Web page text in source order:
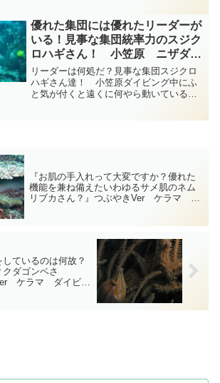
ボン科にはハリセンボン属やイシガキフ
グ属やメイタイシガキフグ...
優れた集団には優れたリーダーが
いる！見事な集団統率力のスジク
ロハギさん！ 小笠原 ニザダイ
科 diving-photo‐tsubuankun
リーダーは何処だ？見事な集団スジクロ
ハギさん達！ 小笠原ダイビング中にふ
と気が付くと遠くに何やら動いている黒
『お肌の手入れって大変ですか？優れた
機能を兼ね備えたいわゆるサメ肌のネム
リブカさん？』つぶやきVer ケラマ ダ
しているのは何故？
ダゴンベさ
ケラマ ダイビン